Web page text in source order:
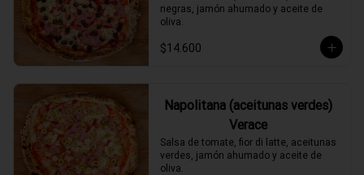
negras, jamón ahumado y aceite de
oliva.
$14.600
Napolitana (aceitunas verdes)
Verace
Salsa de tomate, fior di latte, aceitunas
verdes, jamón ahumado y aceite de
oliva.